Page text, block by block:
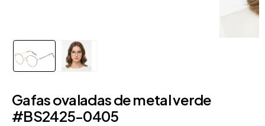
Gafas ovaladas de metal verde
#BS2425-0405